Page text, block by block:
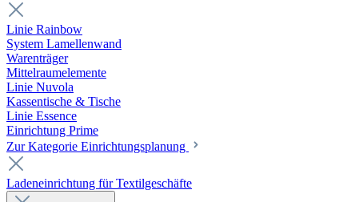
Linie Rainbow
System Lamellenwand
Warenträger
Mittelraumelemente
Linie Nuvola
Kassentische & Tische
Linie Essence
Einrichtung Prime
Zur Kategorie Einrichtungsplanung
Ladeneinrichtung für Textilgeschäfte